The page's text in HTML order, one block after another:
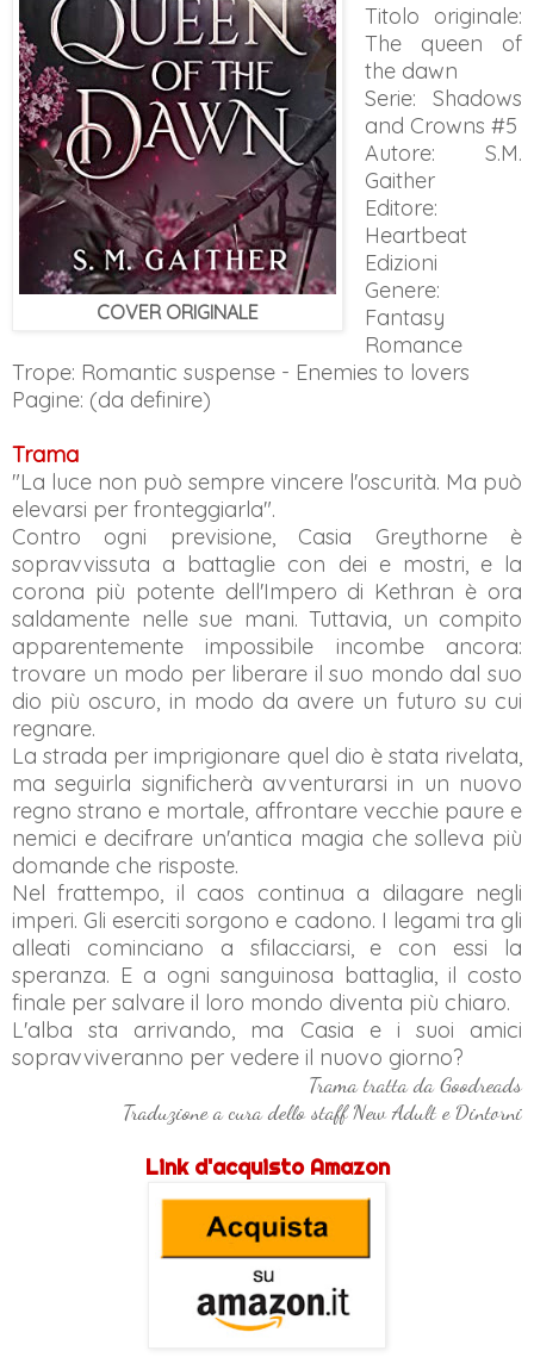
COVER ORIGINALE
Titolo originale:
The queen of
the dawn
Serie: Shadows
and Crowns #5
Autore: S.M.
Gaither
Editore:
Heartbeat
Edizioni
Genere:
Fantasy
Romance
Trope: Romantic suspense - Enemies to lovers
Pagine: (da definire)
Trama
"La luce non può sempre vincere l'oscurità. Ma può
elevarsi per fronteggiarla".
Contro ogni previsione, Casia Greythorne è
sopravvissuta a battaglie con dei e mostri, e la
corona più potente dell'Impero di Kethran è ora
saldamente nelle sue mani. Tuttavia, un compito
apparentemente impossibile incombe ancora:
trovare un modo per liberare il suo mondo dal suo
dio più oscuro, in modo da avere un futuro su cui
regnare.
La strada per imprigionare quel dio è stata rivelata,
ma seguirla significherà avventurarsi in un nuovo
regno strano e mortale, affrontare vecchie paure e
nemici e decifrare un'antica magia che solleva più
domande che risposte.
Nel frattempo, il caos continua a dilagare negli
imperi. Gli eserciti sorgono e cadono. I legami tra gli
alleati cominciano a sfilacciarsi, e con essi la
speranza. E a ogni sanguinosa battaglia, il costo
finale per salvare il loro mondo diventa più chiaro.
L'alba sta arrivando, ma Casia e i suoi amici
sopravviveranno per vedere il nuovo giorno?
Trama tratta da Goodreads
Traduzione a cura dello staff New Adult e Dintorni
Link d'acquisto Amazon